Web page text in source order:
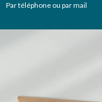
Par téléphone ou par mail